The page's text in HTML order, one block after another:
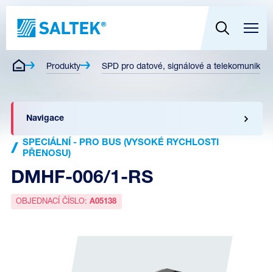
Produkty SPD pro datové, signálové a
Navigace
SPECIÁLNÍ - PRO BUS (VYSOKÉ RYCHLOSTI
PŘENOSU)
DMHF-006/1-RS
OBJEDNACÍ ČÍSLO:A05138